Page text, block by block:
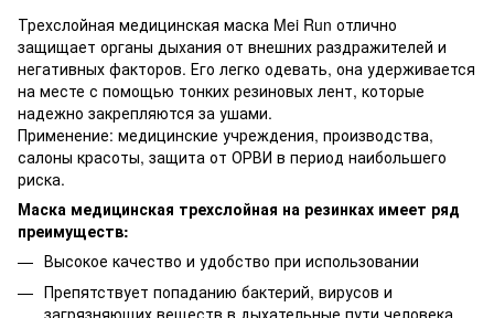
Трехслойная медицинская маска Mei Run отлично
защищает органы дыхания от внешних раздражителей и
негативных факторов. Его легко одевать, она удерживается
на месте с помощью тонких резиновых лент, которые
надежно закрепляются за ушами.
Применение: медицинские учреждения, производства,
салоны красоты, защита от ОРВИ в период наибольшего
риска.
Маска медицинская трехслойная на резинках имеет ряд
преимуществ:
Высокое качество и удобство при использовании
Препятствует попаданию бактерий, вирусов и
загрязняющих веществ в дыхательные пути человека